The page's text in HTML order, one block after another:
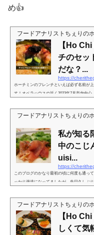
め👍
フードアナリストちぇりの
【Ho
チのセッ
だな？...
https://
ホーチミンのフレンチといえば必ず名前が
す！オペラハウスの近く2023年7月市内中
すが、こちらフレンチレストラン。一時期
店舗となり、下の写真とはレイアウトは違
フードアナリストちぇりの
私が知る
中のこじ
uisi...
https://
このブログのかなり最初の頃に何度も通っ
っかり疎遠になってましたが、先日久しぶ
で…」と変更した結果で伺ったのです。
るように、とある時期にデザートの様子が
も。 その後、Le Corto さん...
フードアナリストちぇりの
【Ho
しくて気